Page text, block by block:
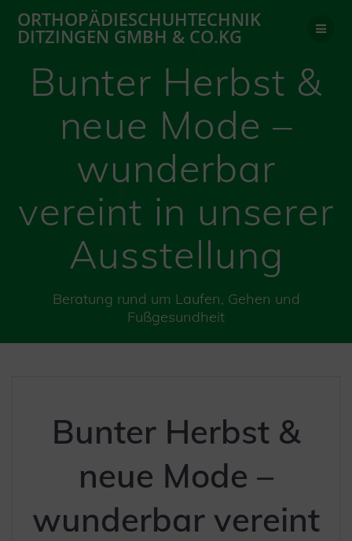
Inhalt
springen
ORTHOPÄDIESCHUHTECHNIK
DITZINGEN GMBH & CO.KG
Bunter Herbst &
neue Mode –
wunderbar
vereint in unserer
Ausstellung
Beratung rund um Laufen, Gehen und
Fußgesundheit
Bunter Herbst &
neue Mode –
wunderbar vereint